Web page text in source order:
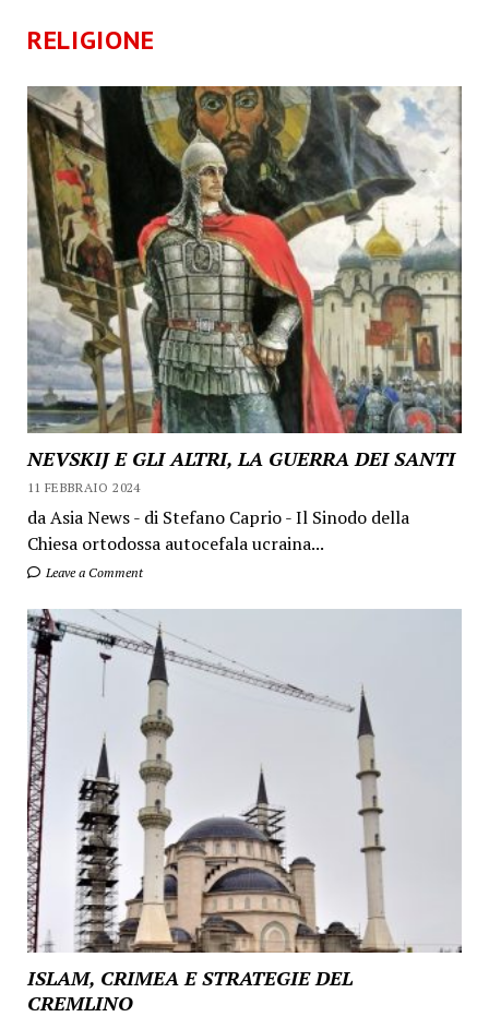
RELIGIONE
NEVSKIJ E GLI ALTRI, LA GUERRA DEI SANTI
11 FEBBRAIO 2024
da Asia News - di Stefano Caprio - Il Sinodo della
Chiesa ortodossa autocefala ucraina...
Leave a Comment
ISLAM, CRIMEA E STRATEGIE DEL
CREMLINO